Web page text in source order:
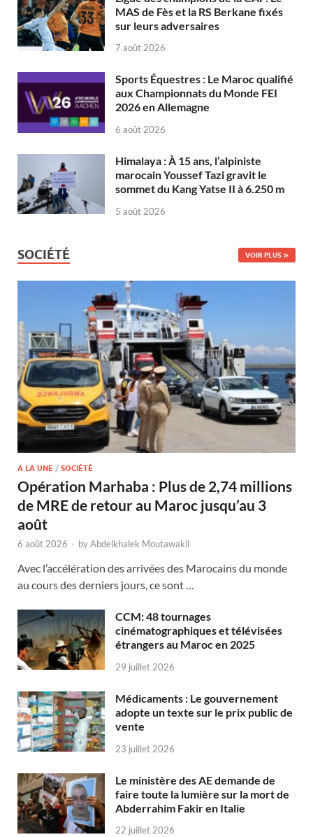
MAS de Fès et la RS Berkane fixés
sur leurs adversaires
7 août 2026
Sports Équestres : Le Maroc qualifié
aux Championnats du Monde FEI
2026 en Allemagne
6 août 2026
Himalaya : À 15 ans, l’alpiniste
marocain Youssef Tazi gravit le
sommet du Kang Yatse II à 6.250 m
5 août 2026
SOCIÉTÉ VOIR PLUS
A LA UNE / SOCIÉTÉ
Opération Marhaba : Plus de 2,74 millions
de MRE de retour au Maroc jusqu’au 3
août
6 août 2026 - byAbdelkhalek Moutawakil
Avec l’accélération des arrivées des Marocains du monde
au cours des derniers jours, ce sont …
CCM: 48 tournages
cinématographiques et télévisées
étrangers au Maroc en 2025
29 juillet 2026
Médicaments : Le gouvernement
adopte un texte sur le prix public de
vente
23 juillet 2026
Le ministère des AE demande de
faire toute la lumière sur la mort de
Abderrahim Fakir en Italie
22 juillet 2026